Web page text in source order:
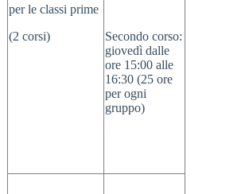
per le classi prime
(2 corsi)
Secondo corso:
giovedì dalle
ore 15:00 alle
16:30 (25 ore
per ogni
gruppo)